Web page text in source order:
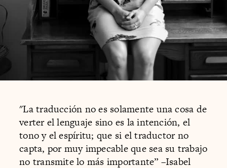
"La traducción no es solamente una cosa de
verter el lenguaje sino es la intención, el
tono y el espíritu; que si el traductor no
capta, por muy impecable que sea su trabajo
no transmite lo más importante” –Isabel